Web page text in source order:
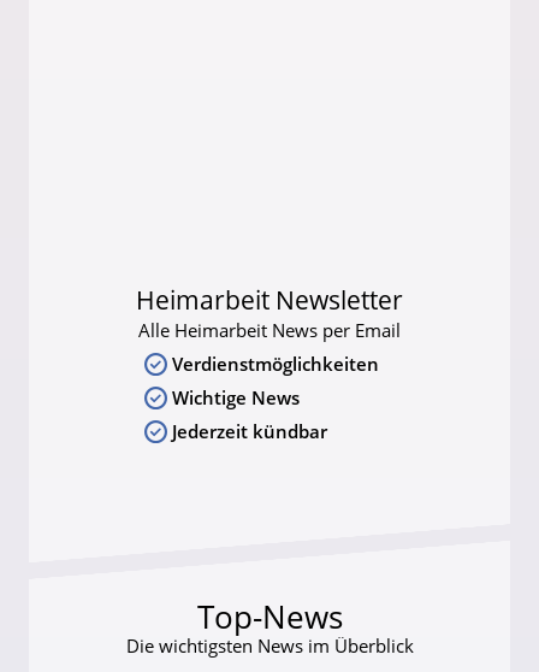
Heimarbeit Newsletter
Alle Heimarbeit News per Email
Verdienstmöglichkeiten
Wichtige News
Jederzeit kündbar
Top-News
Die wichtigsten News im Überblick